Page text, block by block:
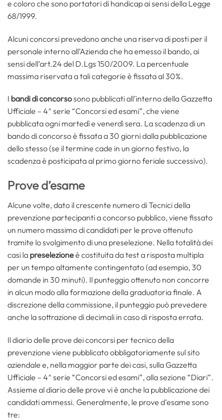
e coloro che sono portatori di handicap ai sensi della Legge
68/1999.
Alcuni concorsi prevedono anche una riserva di posti per il
personale interno all’Azienda che ha emesso il bando, ai
sensi dell’art.24 del D.Lgs 150/2009. La percentuale
massima riservata a tali categorie è fissata al 30%.
I bandi di concorsosono pubblicati all’interno della Gazzetta
Ufficiale – 4^ serie “Concorsi ed esami”, che viene
pubblicata ogni martedì e venerdì sera. La scadenza di un
bando di concorso è fissata a 30 giorni dalla pubblicazione
dello stesso (se il termine cade in un giorno festivo, la
scadenza è posticipata al primo giorno feriale successivo).
Prove d’esame
Alcune volte, dato il crescente numero di Tecnici della
prevenzione partecipanti a concorso pubblico, viene fissato
un numero massimo di candidati per le prove ottenuto
tramite lo svolgimento di una preselezione. Nella totalità dei
casi la preselezioneè costituita da test a risposta multipla
per un tempo altamente contingentato (ad esempio, 30
domande in 30 minuti). Il punteggio ottenuto non concorre
in alcun modo alla formazione della graduatoria finale. A
discrezione della commissione, il punteggio può prevedere
anche la sottrazione di decimali in caso di risposta errata.
Il diario delle prove dei concorsi per tecnico della
prevenzione viene pubblicato obbligatoriamente sul sito
aziendale e, nella maggior parte dei casi, sulla Gazzetta
Ufficiale – 4^ serie “Concorsi ed esami”, alla sezione “Diari”.
Assieme al diario delle prove vi è anche la pubblicazione dei
candidati ammessi. Generalmente, le prove d’esame sono
tre: